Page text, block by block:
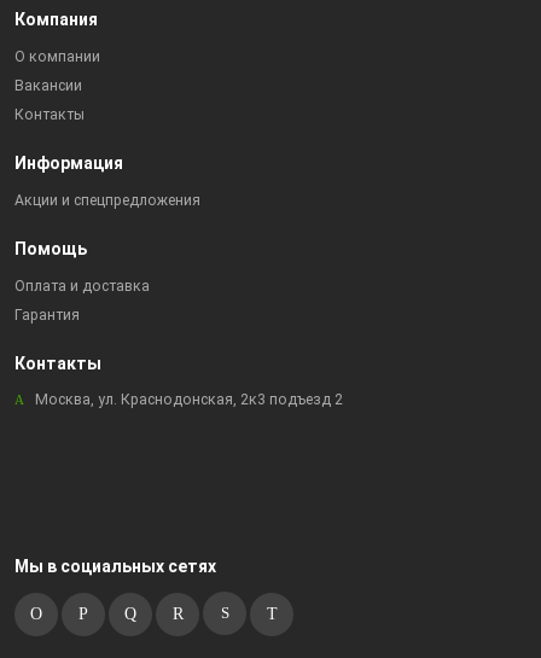
Компания
О компании
Вакансии
Контакты
Информация
Акции и спецпредложения
Помощь
Оплата и доставка
Гарантия
Контакты
Москва, ул. Краснодонская, 2к3 подъезд 2
Мы в социальных сетях